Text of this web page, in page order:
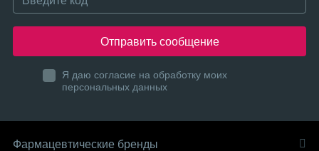
Отправить сообщение
Я даю согласие на обработку моих
персональных данных
Фармацевтические бренды